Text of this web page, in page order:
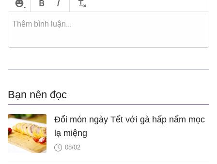
Bạn nên đọc
Đổi món ngày Tết với gà hấp nấm mọc
lạ miệng
08/02